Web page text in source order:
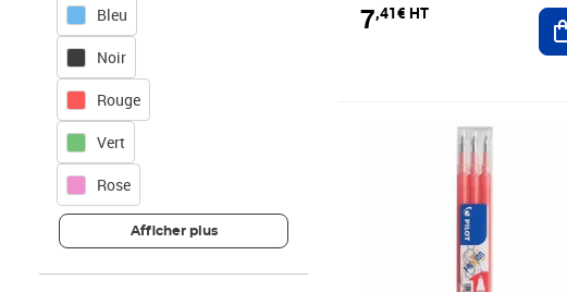
Bleu
Noir
Rouge
Vert
Rose
Afficher plus
7,41€ HT
Prix 6,16€ HT